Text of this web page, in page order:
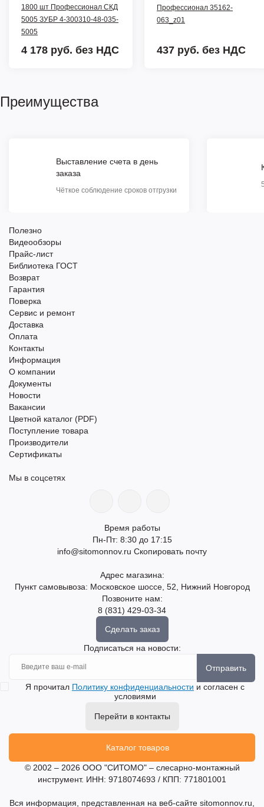
1800 шт Профессионал СКД
5005 ЗУБР 4-300310-48-035-
5005
4 178 руб. без НДС
Профессионал 35162-
063_z01
437 руб. без НДС
Преимущества
Выставление счета в день
заказа
Чёткое соблюдение сроков отгрузки
Полезно
Видеообзоры
Прайс-лист
Библиотека ГОСТ
Возврат
Гарантия
Поверка
Сервис и ремонт
Доставка
Оплата
Контакты
Информация
О компании
Документы
Новости
Вакансии
Цветной каталог (PDF)
Поступление товара
Производители
Сертификаты
Мы в соцсетях
Время работы
Пн-Пт: 8:30 до 17:15
info@sitomonnov.ru Скопировать почту
Адрес магазина:
Пункт самовывоза: Московское шоссе, 52, Нижний Новгород
Позвоните нам:
8 (831) 429-03-34
Сделать заказ
Подписаться на новости:
Отправить
Я прочитал Политику конфиденциальности и согласен с
условиями
Перейти в контакты
Каталог товаров
© 2002 – 2026 ООО "СИТОМО" – слесарно-монтажный
инструмент. ИНН: 9718074693 / КПП: 771801001
Вся информация, представленная на веб-сайте sitomonnov.ru,